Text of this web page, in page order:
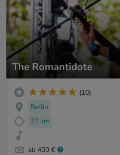
The Romantidote
(10)
Berlin
27 km
ab 400 €